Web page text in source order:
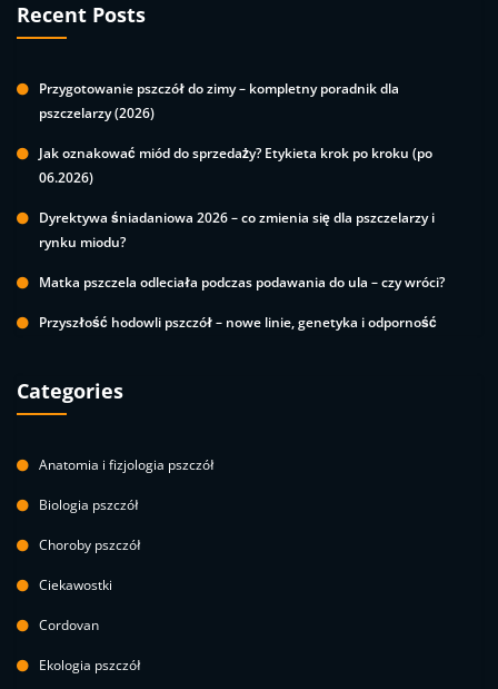
Recent Posts
Przygotowanie pszczół do zimy – kompletny poradnik dla
pszczelarzy (2026)
Jak oznakować miód do sprzedaży? Etykieta krok po kroku (po
06.2026)
Dyrektywa śniadaniowa 2026 – co zmienia się dla pszczelarzy i
rynku miodu?
Matka pszczela odleciała podczas podawania do ula – czy wróci?
Przyszłość hodowli pszczół – nowe linie, genetyka i odporność
Categories
Anatomia i fizjologia pszczół
Biologia pszczół
Choroby pszczół
Ciekawostki
Cordovan
Ekologia pszczół